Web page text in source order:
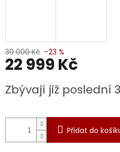
30 000 Kč –23 %
22 999 Kč
cena:
Zbývají již poslední
Přidat do